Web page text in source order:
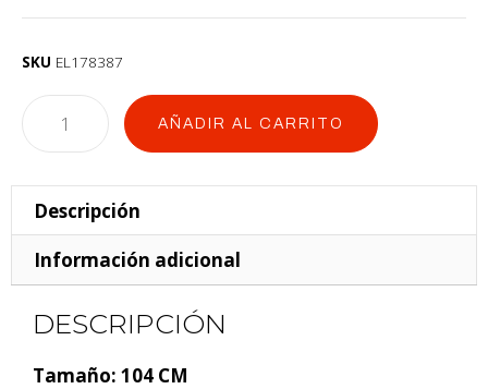
SKU EL178387
AÑADIR AL CARRITO
Descripción
Información adicional
DESCRIPCIÓN
Tamaño: 104 CM